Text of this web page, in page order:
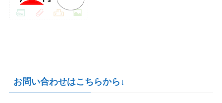
お問い合わせはこちらから↓